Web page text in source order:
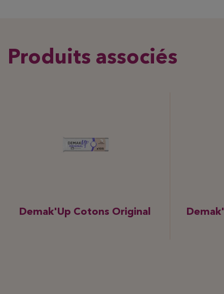
Produits associés
Demak'Up Cotons Original